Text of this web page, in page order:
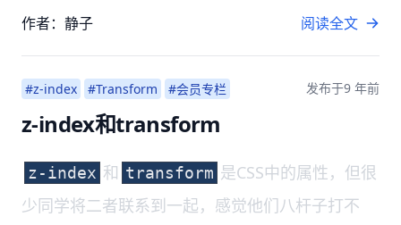
作者：静子 阅读全文
#z-index #Transform #会员专栏 发布于9 年前
z-index和transform
z-index 和 transform 是CSS中的属性，但很
少同学将二者联系到一起，感觉他们八杆子打不